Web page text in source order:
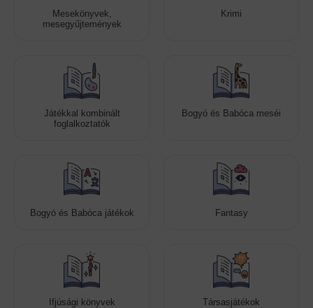
Mesekönyvek,
mesegyűjtemények
Krimi
Játékkal kombinált
foglalkoztatók
Bogyó és Babóca meséi
Bogyó és Babóca játékok Fantasy
Ifjúsági könyvek Társasjátékok